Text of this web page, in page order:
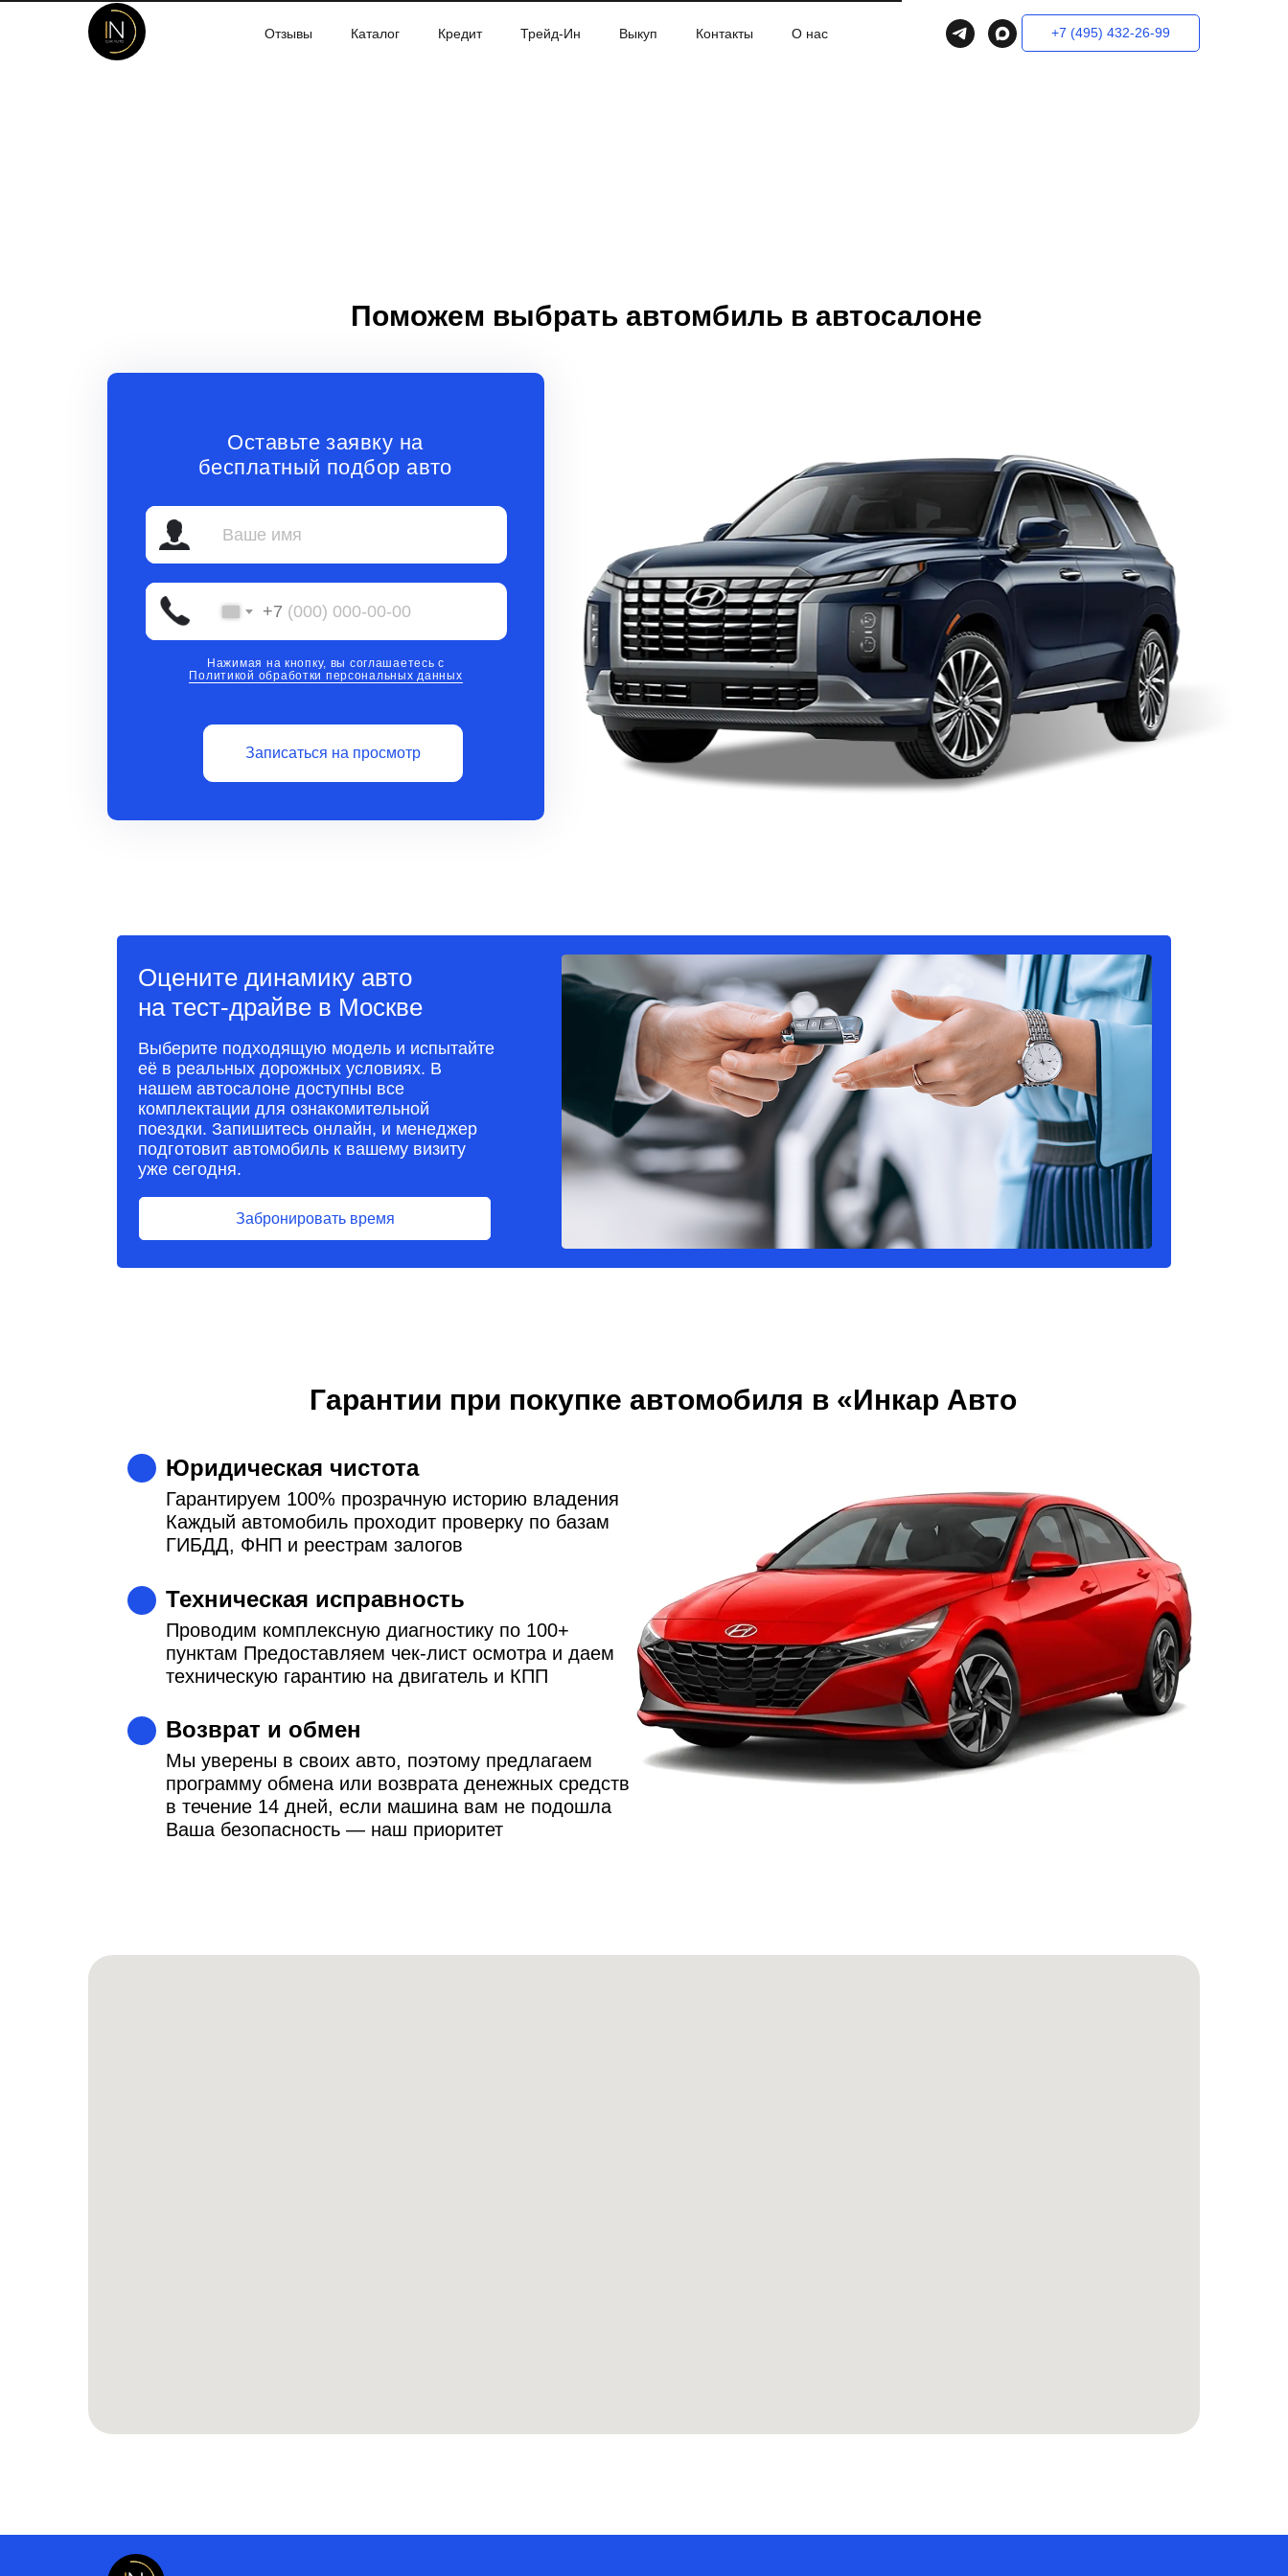
Отзывы Каталог Кредит Трейд-Ин Выкуп Контакты О нас +7 (495) 432-26-99
Оставьте заявку на
бесплатный подбор авто
+7
Записаться на просмотр
Нажимая на кнопку, вы соглашаетесь с
Политикой обработки персональных данных
Поможем выбрать автомбиль в автосалоне
Оцените динамику авто
на тест-драйве в Москве
Выберите подходящую модель и испытайте
её в реальных дорожных условиях. В
нашем автосалоне доступны все
комплектации для ознакомительной
поездки. Запишитесь онлайн, и менеджер
подготовит автомобиль к вашему визиту
уже сегодня.
Забронировать время
Гарантии при покупке автомобиля в «Инкар Авто
Юридическая чистота
Гарантируем 100% прозрачную историю владения
Каждый автомобиль проходит проверку по базам
ГИБДД, ФНП и реестрам залогов
Техническая исправность
Проводим комплексную диагностику по 100+
пунктам Предоставляем чек-лист осмотра и даем
техническую гарантию на двигатель и КПП
Возврат и обмен
Мы уверены в своих авто, поэтому предлагаем
программу обмена или возврата денежных средств
в течение 14 дней, если машина вам не подошла
Ваша безопасность — наш приоритет